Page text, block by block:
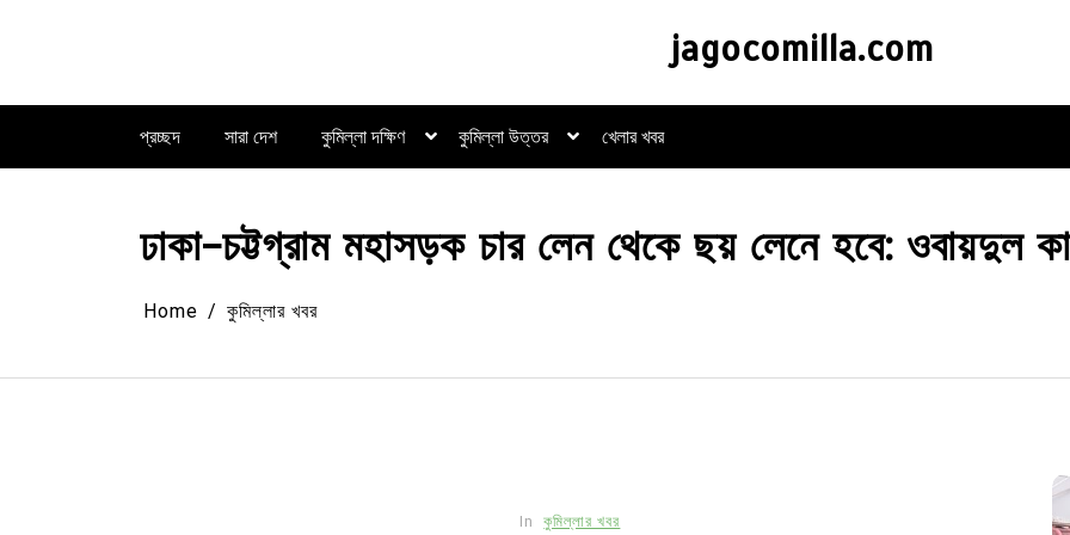
jagocomilla.com
প্রচ্ছদ সারা দেশ কুমিল্লা দক্ষিণ কুমিল্লা উত্তর খেলার খবর
ঢাকা-চট্টগ্রাম মহাসড়ক চার লেন থেকে ছয় লেনে হবে: ওবায়দুল
Home কুমিল্লার খবর
In কুমিল্লার খবর